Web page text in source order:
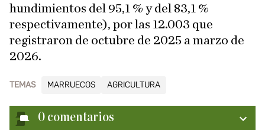
hundimientos del 95,1 % y del 83,1 %
respectivamente), por las 12.003 que
registraron de octubre de 2025 a marzo de
2026.
TEMAS MARRUECOS AGRICULTURA
0 comentarios